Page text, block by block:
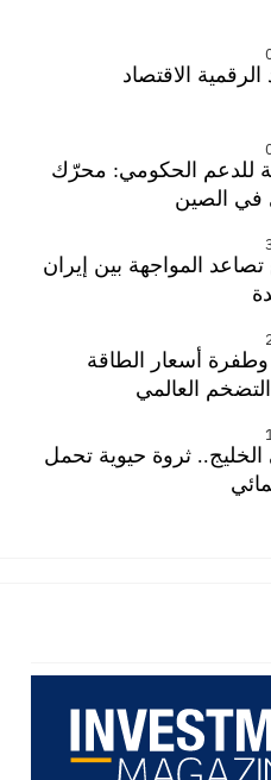
الاقتصاد
للدعم الحكومي: محرّك
في الصين
تصاعد المواجهة بين إيران
وطفرة أسعار الطاقة
العالمي
الخليج.. ثروة حيوية تحمل